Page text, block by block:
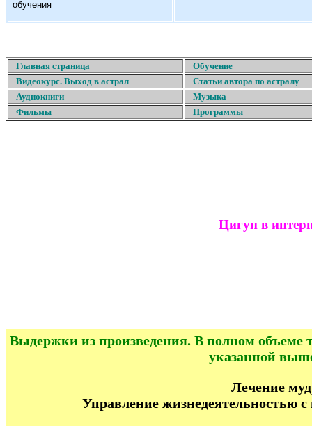
обучения
Главная страница
Обучение
Видеокурс. Выход в астрал
Статьи автора по астралу
Аудиокниги
Музыка
Фильмы
Программы
Цигун в
Выдержки из произведения. В полном объеме
указанной
Лечение
Управление жизнедеятельностью